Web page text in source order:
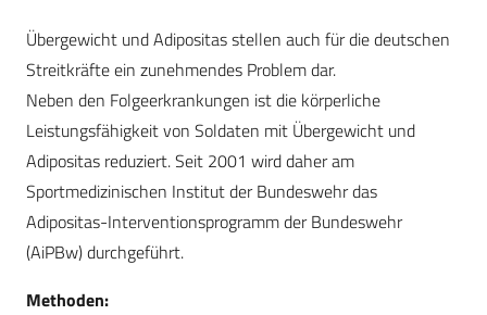
Übergewicht und Adipositas stellen auch für die deutschen
Streitkräfte ein zunehmendes Problem dar.
Neben den Folgeerkrankungen ist die körperliche
Leistungsfähigkeit von Soldaten mit Übergewicht und
Adipositas reduziert. Seit 2001 wird daher am
Sportmedizinischen Institut der Bundeswehr das
Adipositas-Interventionsprogramm der Bundeswehr
(AiPBw) durchgeführt.
Methoden: